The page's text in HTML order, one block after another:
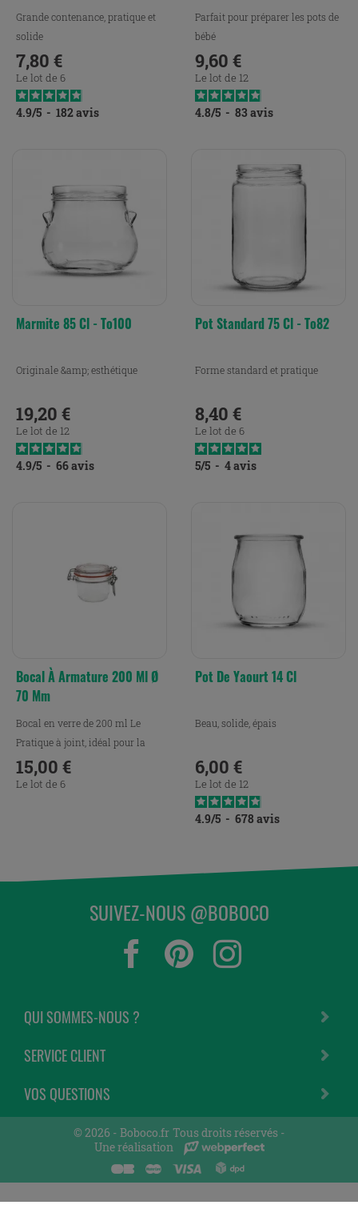
Grande contenance, pratique et
solide
Prix
7,80 €
Le lot de 6
4.9/5 - 182avis
Parfait pour préparer les pots de
bébé
Prix
9,60 €
Le lot de 12
4.8/5 - 83 avis
Marmite 85 Cl - To100
Originale &amp; esthétique
Prix
19,20 €
Le lot de 12
4.9/5 - 66avis
Pot Standard 75 Cl - To82
Forme standard et pratique
Prix
8,40 €
Le lot de 6
5/5 - 4avis
Bocal À Armature 200 Ml Ø
70 Mm
Bocal en verre de 200 ml Le
Pratique à joint, idéal pour la
conservation, la...
Prix
15,00 €
Le lot de 6
Pot De Yaourt 14 Cl
Beau, solide, épais
Prix
6,00 €
Le lot de 12
4.9/5 - 678 avis
QUI SOMMES-NOUS ?
SERVICE CLIENT
VOS QUESTIONS
SUIVEZ-NOUS @BOBOCO
© 2026 - Boboco.fr Tous droits réservés -
Une réalisation